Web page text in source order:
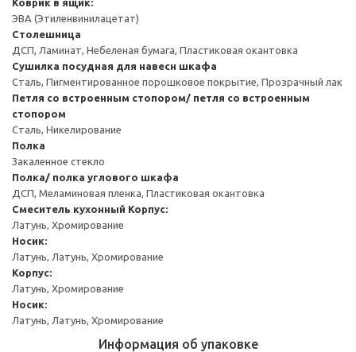
ЭВА (Этиленвинилацетат)
Столешница
ДСП, Ламинат, Небеленая бумага, Пластиковая окантовка
Сушилка посудная для навесн шкафа
Сталь, Пигментированное порошковое покрытие, Прозрачный лак
Петля со встроенным стопором/ петля со встроенным
стопором
Сталь, Никелирование
Полка
Закаленное стекло
Полка/ полка углового шкафа
ДСП, Меламиновая пленка, Пластиковая окантовка
Смеситель кухонный Корпус:
Латунь, Хромирование
Носик:
Латунь, Латунь, Хромирование
Корпус:
Латунь, Хромирование
Носик:
Латунь, Латунь, Хромирование
Информация об упаковке